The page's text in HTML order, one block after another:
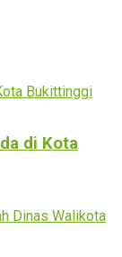
di Kota